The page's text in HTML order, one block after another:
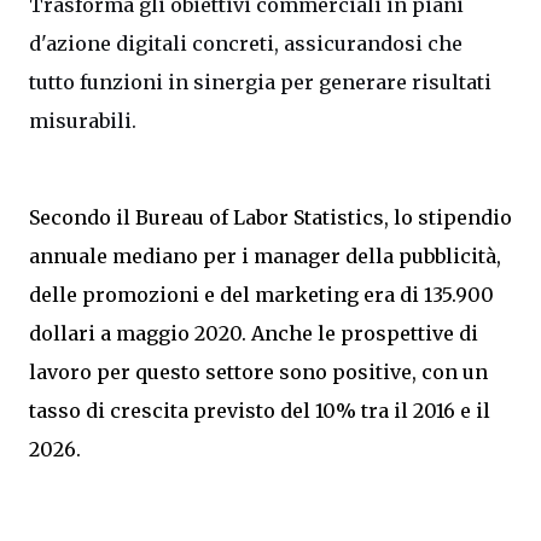
d'azione digitali concreti, assicurandosi che
tutto funzioni in sinergia per generare risultati
misurabili.
Secondo il Bureau of Labor Statistics, lo stipendio
annuale mediano per i manager della pubblicità,
delle promozioni e del marketing era di 135.900
dollari a maggio 2020. Anche le prospettive di
lavoro per questo settore sono positive, con un
tasso di crescita previsto del 10% tra il 2016 e il
2026.